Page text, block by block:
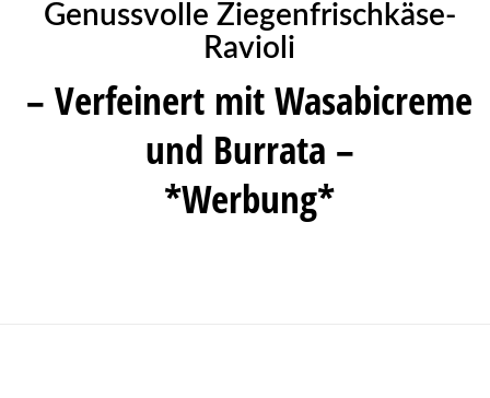
Genussvolle Ziegenfrischkäse-
Ravioli
– Verfeinert mit Wasabicreme
und Burrata –
*Werbung*